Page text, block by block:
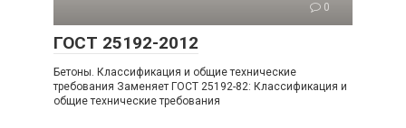
0
ГОСТ 25192-2012
Бетоны. Классификация и общие технические
требования Заменяет ГОСТ 25192-82: Классификация и
общие технические требования